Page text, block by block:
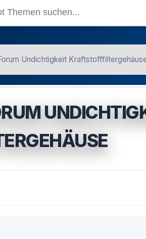
Undichtigkeit